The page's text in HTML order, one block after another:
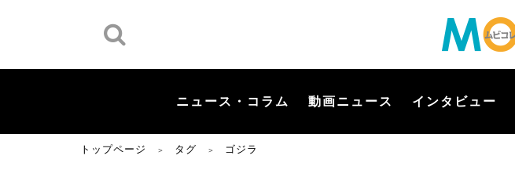
ニュース・コラム 動画ニュース インタビュー
トップページ ＞ タグ ＞ ゴジラ